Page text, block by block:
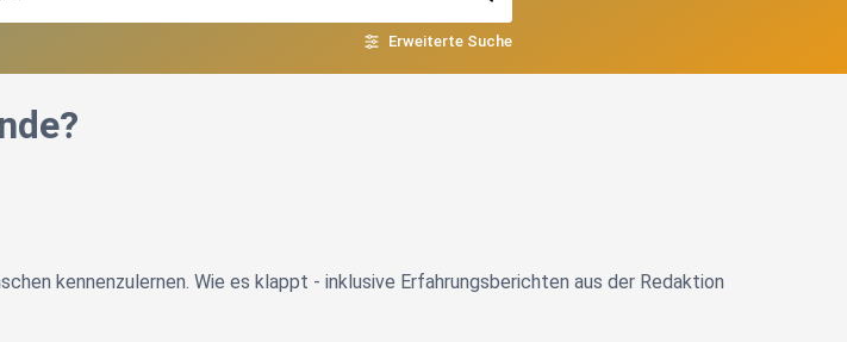
Erweiterte Suche
kennenzulernen. Wie es klappt - inklusive Erfahrungsberichten aus der Redaktion